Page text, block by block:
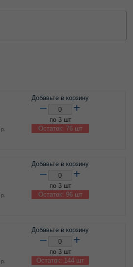
р.
Добавьте в корзину
– +
по 3 шт
Остаток: 76 шт
р.
Добавьте в корзину
– +
по 3 шт
Остаток: 96 шт
р.
Добавьте в корзину
– +
по 3 шт
Остаток: 144 шт